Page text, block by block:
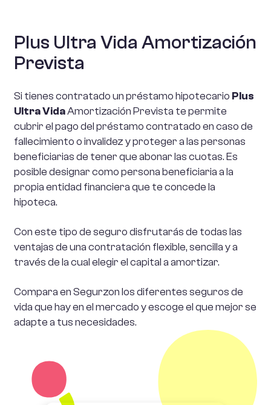
Plus UltraVida Amortización
Prevista
Si tienes contratado un préstamo hipotecario Plus
Ultra VidaAmortización Prevista te permite
cubrir el pago del préstamo contratado en caso de
fallecimiento o invalidez y proteger a las personas
beneficiarias de tener que abonar las cuotas. Es
posible designar como persona beneficiaria a la
propia entidad financiera que te concede la
hipoteca.
Con este tipo de seguro disfrutarás de todas las
ventajas de una contratación flexible, sencilla y a
través de la cual elegir el capital a amortizar.
Compara en Segurzon los diferentes seguros de
vida que hay en el mercado y escoge el que mejor se
adapte a tus necesidades.